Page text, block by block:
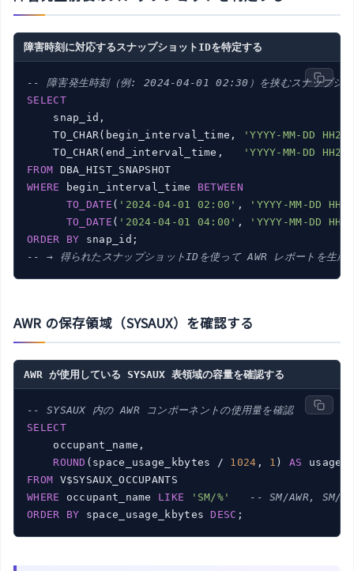
障害時刻に対応するスナップショットIDを特定する
-- 障害発生時刻（例: 2024-04-01 02:30）を挟むスナップショ
SELECT
    snap_id,
    TO_CHAR(begin_interval_time,
'YYYY-MM-DD
    TO_CHAR(end_interval_time,
'YYYY-MM-DD
FROM
WHERE begin_interval_time BETWEEN
TO_DATE ( '2024-04-01 02:00' ,
'YYYY-MM-DD
TO_DATE ( '2024-04-01 04:00' ,
'YYYY-MM-DD
ORDER
BY
-- → 得られたスナップショットIDを使って AWR レポートを生成
AWR の保存領域（SYSAUX）を確認する
AWR が使用している SYSAUX 表領域の容量を確認する
-- SYSAUX 内の AWR コンポーネントの使用量を確認
SELECT
    occupant_name,
ROUND (space_usage_kbytes / 1024 , 1 ) AS
FROM
WHERE occupant_name LIKE 'SM/%'
-- SM/AWR, SM/
ORDER
BY space_usage_kbytes DESC